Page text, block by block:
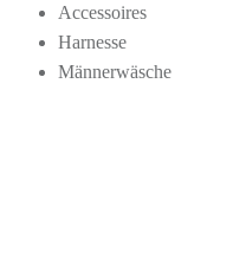
Accessoires
Harnesse
Männerwäsche